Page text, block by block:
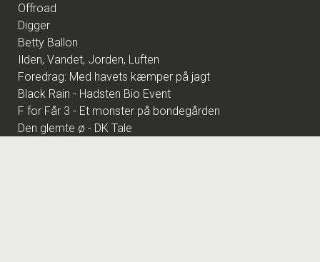
Offroad
Digger
Betty Ballon
Ilden, Vandet, Jorden, Luften
Foredrag: Med havets kæmper på jagt
Black Rain - Hadsten Bio Event
F for Får 3 - Et monster på bondegården
Den glemte ø - DK Tale